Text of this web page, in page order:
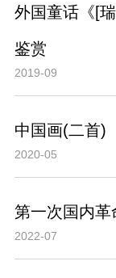
外国童话《[
鉴赏
2019-09
中国画(二首)
2020-05
第一次国内革
2022-07